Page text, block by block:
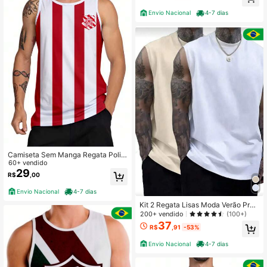
Camiseta Sem Manga Regata Polié
ster Bangu
60+ vendido
R$29 ,00
Envio Nacional 4-7 dias
Envio Nacional 4-7 dias
Kit 2 Regata Lisas Moda Verão Prai
a Algodão Camisa Machão
200+ vendido (100+)
R$37 ,91 -53%
Envio Nacional 4-7 dias